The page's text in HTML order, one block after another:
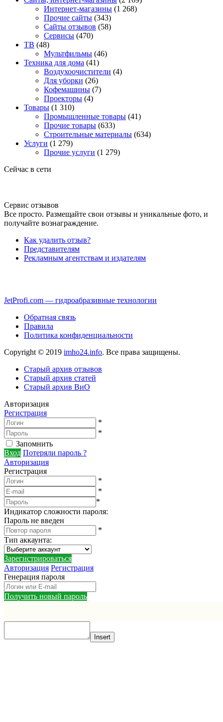
Интернет-магазины (1 268)
Прочие сайты (343)
Сайты отзывов (58)
Сервисы (470)
ТВ (48)
Мультфильмы (46)
Техника для дома (41)
Воздухоочистители (4)
Для уборки (26)
Кофемашины (7)
Проекторы (4)
Товары (1 310)
Промышленные товары (41)
Прочие товары (633)
Строительные материалы (634)
Услуги (1 279)
Прочие услуги (1 279)
Сейчас в сети
Сервис отзывов
Все просто. Размещайте свои отзывы и уникальные фото, и
получайте вознаграждение.
Как удалить отзыв?
Представителям
Рекламным агентствам и издателям
JetProfi.com — гидроабразивные технологии
Обратная связь
Правила
Политика конфиденциальности
Copyright © 2019 imho24.info. Все права защищены.
Старый архив отзывов
Старый архив статей
Старый архив ВиО
Авторизация
Регистрация
*
*
Запомнить
Вход Потеряли пароль ?
Авторизация
Регистрация
*
*
*
Индикатор сложности пароля:
Пароль не введен
*
Тип аккаунта:
Зарегистрироваться
Авторизация Регистрация
Генерация пароля
Получить новый пароль
Insert